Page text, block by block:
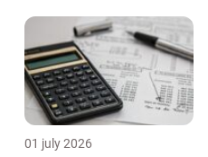
01 july 2026